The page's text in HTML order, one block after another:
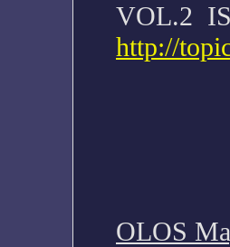
VOL.2
http://
OLOS